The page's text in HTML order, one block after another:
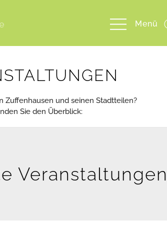
Menü
Zuffenhausen und seinen Stadtteilen?
Sie den Überblick:
Veranstaltungen